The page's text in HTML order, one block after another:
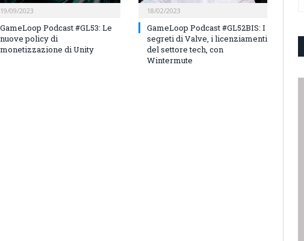
19/09/2023
GameLoop Podcast #GL53: Le
nuove policy di
monetizzazione di Unity
18/02/2023
GameLoop Podcast #GL52BIS: I
segreti di Valve, i licenziamenti
del settore tech, con
Wintermute